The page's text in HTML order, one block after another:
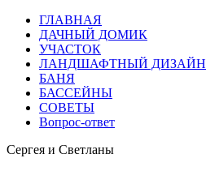
ГЛАВНАЯ
ДАЧНЫЙ ДОМИК
УЧАСТОК
ЛАНДШАФТНЫЙ ДИЗАЙН
БАНЯ
БАССЕЙНЫ
СОВЕТЫ
Вопрос-ответ
Сергея и Светланы